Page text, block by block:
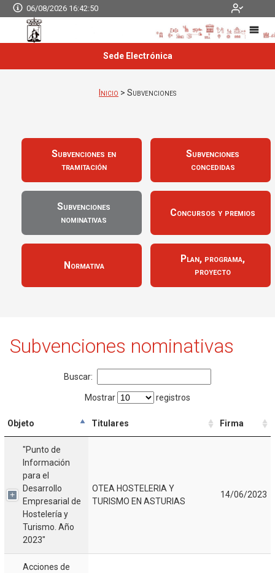
06/08/2026 16:42:51
Sede Electrónica
Inicio > Subvenciones
Subvenciones en
tramitación
Subvenciones
concedidas
Subvenciones
nominativas
Concursos y premios
Normativa
Plan, programa,
proyecto
Subvenciones nominativas
Buscar:
Mostrar registros
Objeto Titulares Firma
"Punto de
Información
para el
Desarrollo
Empresarial de
Hostelería y
Turismo. Año
2023"
OTEA HOSTELERIA Y
TURISMO EN ASTURIAS
14/06/2023
Acciones de